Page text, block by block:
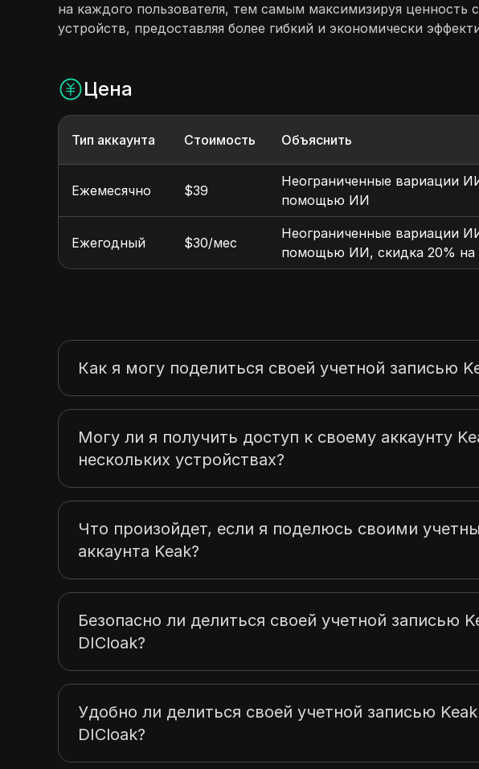
на каждого пользователя, тем самым максимизируя
устройств, предоставляя более гибкий и экономически
Цена
Тип аккаунта Стоимость Объяснить
Ежемесячно $39
Неограниченные вариации
помощью ИИ
Ежегодный $30/мес
Неограниченные вариации
помощью ИИ, скидка 20% на
Как я могу поделиться своей учетной записью
Могу ли я получить доступ к своему аккаунту
нескольких устройствах?
Что произойдет, если я поделюсь своими
аккаунта Keak?
Безопасно ли делиться своей учетной записью
DICloak?
Удобно ли делиться своей учетной записью
DICloak?